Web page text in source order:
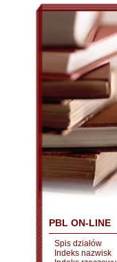
PBL ON-LINE
Spis działów
Indeks nazwisk